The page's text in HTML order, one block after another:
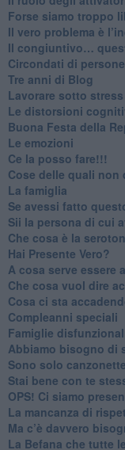
​Forse siamo troppo
​Il vero problema è
​Il congiuntivo…
​Circondati di
​Tre anni di Blog
​Lavorare sotto
​Le distorsioni
​Buona Festa della
Le emozioni
​Ce la posso fare!!!
​Cose delle quali non
​La famiglia
​Se avessi fatto
​Sii la persona di cui
Che cosa è la
​Hai Presente Vero?
A cosa serve essere
​Che cosa vuol dire
​Cosa ci sta
​Compleanni speciali
​Famiglie
​Abbiamo bisogno di
Sono solo
​Stai bene con te
​OPS! Ci siamo
​La mancanza di
​Ma c’è davvero
​La Befana che tutte